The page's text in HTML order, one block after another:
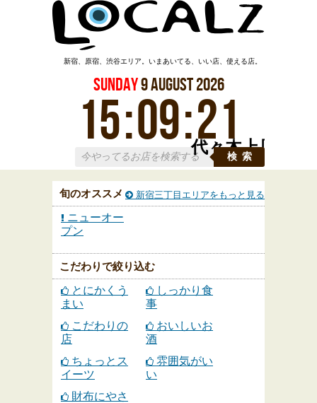
代々木上原
新宿、原宿、渋谷エリア。いまあいてる、いい店、使える店。
Sunday9August2026
15:09:22
検索
旬のオススメ
ニューオー
プン
こだわりで絞り込む
とにかくう
まい
しっかり食
事
こだわりの
店
おいしいお
酒
ちょっとス
イーツ
雰囲気がい
い
財布にやさ
新宿三丁目エリアをもっと見る